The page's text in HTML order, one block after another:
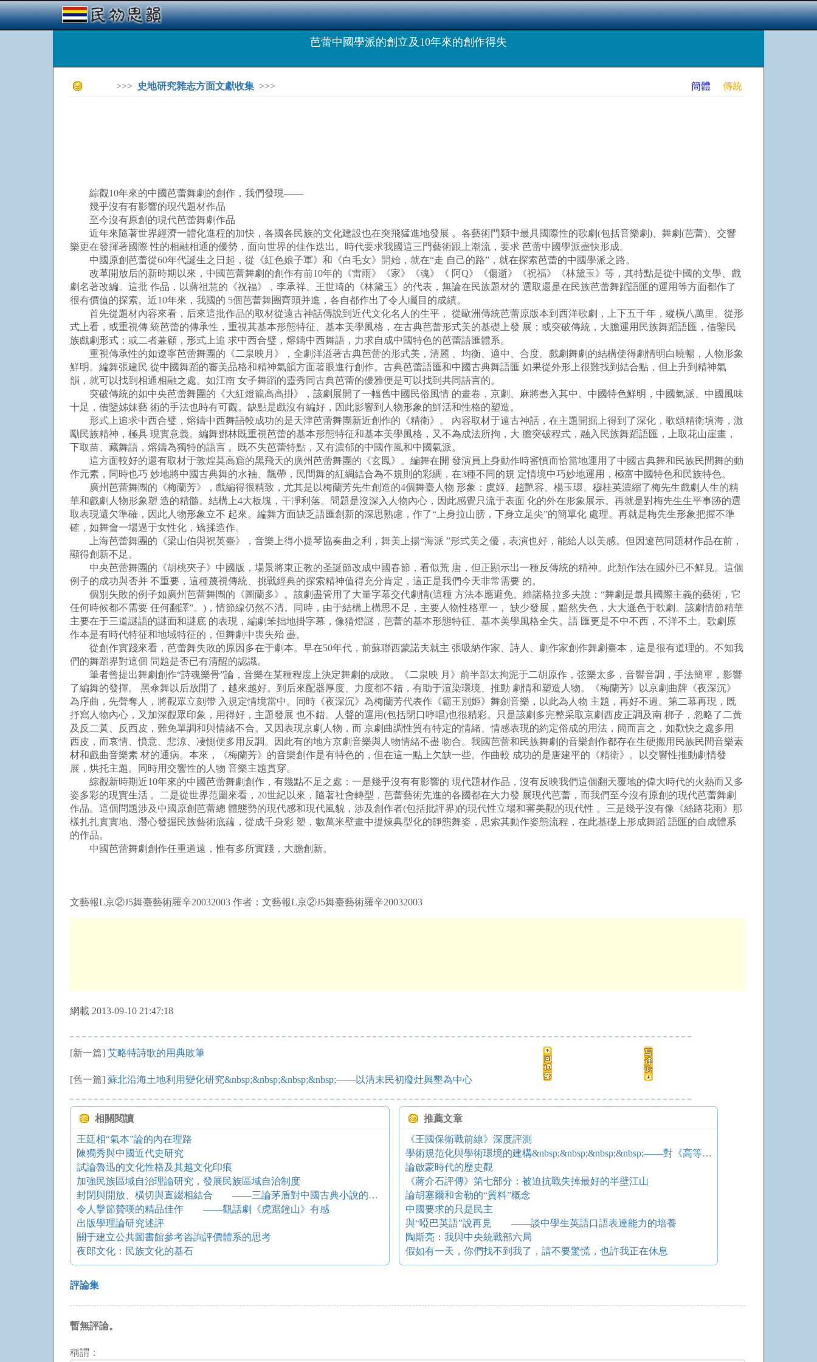
芭蕾中國學派的創立及10年來的創作得失
>>> 史地研究雜志方面文獻收集 >>> 簡體 傳統
綜觀10年來的中國芭蕾舞劇的創作，我們發現——
幾乎沒有有影響的現代題材作品
至今沒有原創的現代芭蕾舞劇作品
近年來隨著世界經濟一體化進程的加快，各國各民族的文化建設也在突飛猛進地發展 。各藝術門類中最具國際性的歌劇(包括音樂劇)、舞劇(芭蕾)、交響
樂更在發揮著國際 性的相融相通的優勢，面向世界的佳作迭出。時代要求我國這三門藝術跟上潮流，要求 芭蕾中國學派盡快形成。
中國原創芭蕾從60年代誕生之日起，從《紅色娘子軍》和《白毛女》開始，就在“走 自己的路”，就在探索芭蕾的中國學派之路。
改革開放后的新時期以來，中國芭蕾舞劇的創作有前10年的《雷雨》《家》《魂》《 阿Q》《傷逝》《祝福》《林黛玉》等，其特點是從中國的文學、戲
劇名著改編。這批 作品，以蔣祖慧的《祝福》，李承祥、王世琦的《林黛玉》的代表，無論在民族題材的 選取還是在民族芭蕾舞蹈語匯的運用等方面都作了
很有價值的探索。近10年來，我國的 5個芭蕾舞團齊頭并進，各自都作出了令人矚目的成績。
首先從題材內容來看，后來這批作品的取材從遠古神話傳說到近代文化名人的生平， 從歐洲傳統芭蕾原版本到西洋歌劇，上下五千年，縱橫八萬里。從形
式上看，或重視傳 統芭蕾的傳承性，重視其基本形態特征、基本美學風格，在古典芭蕾形式美的基礎上發 展；或突破傳統，大膽運用民族舞蹈語匯，借鑒民
族戲劇形式；或二者兼顧，形式上追 求中西合璧，熔鑄中西舞語，力求自成中國特色的芭蕾語匯體系。
重視傳承性的如遼寧芭蕾舞團的《二泉映月》，全劇洋溢著古典芭蕾的形式美，清麗 、均衡、適中、合度。戲劇舞劇的結構使得劇情明白曉暢，人物形象
鮮明。編舞張建民 從中國舞蹈的審美品格和精神氣韻方面著眼進行創作。古典芭蕾語匯和中國古典舞語匯 如果從外形上很難找到結合點，但上升到精神氣
韻，就可以找到相通相融之處。如江南 女子舞蹈的靈秀同古典芭蕾的優雅便是可以找到共同語言的。
突破傳統的如中央芭蕾舞團的《大紅燈籠高高掛》，該劇展開了一幅舊中國民俗風情 的畫卷，京劇、麻將盡入其中。中國特色鮮明，中國氣派、中國風味
十足，借鑒姊妹藝 術的手法也時有可觀。缺點是戲沒有編好，因此影響到人物形象的鮮活和性格的塑造。
形式上追求中西合璧，熔鑄中西舞語較成功的是天津芭蕾舞團新近創作的《精衛》。 內容取材于遠古神話，在主題開掘上得到了深化，歌頌精衛填海，激
勵民族精神，極具 現實意義。編舞鄧林既重視芭蕾的基本形態特征和基本美學風格，又不為成法所拘，大 膽突破程式，融入民族舞蹈語匯，上取花山崖畫，
下取苗、藏舞語，熔鑄為獨特的語言 。既不失芭蕾特點，又有濃郁的中國作風和中國氣派。
這方面較好的還有取材于敦煌莫高窟的黑飛天的廣州芭蕾舞團的《玄鳳》。編舞在開 發演員上身動作時審慎而恰當地運用了中國古典舞和民族民間舞的動
作元素，同時也巧 妙地將中國古典舞的水袖、飄帶，民間舞的紅綢結合為不規則的彩綢，在3種不同的規 定情境中巧妙地運用，極富中國特色和民族特色。
廣州芭蕾舞團的《梅蘭芳》，戲編得很精致，尤其是以梅蘭芳先生創造的4個舞臺人物 形象：虞姬、趙艷容、楊玉環、穆桂英濃縮了梅先生戲劇人生的精
華和戲劇人物形象塑 造的精髓。結構上4大板塊，干凈利落。問題是沒深入人物內心，因此感覺只流于表面 化的外在形象展示。再就是對梅先生生平事跡的選
取表現還欠準確，因此人物形象立不 起來。編舞方面缺乏語匯創新的深思熟慮，作了“上身拉山膀，下身立足尖”的簡單化 處理。再就是梅先生形象把握不準
確，如舞會一場過于女性化，矯揉造作。
上海芭蕾舞團的《梁山伯與祝英臺》，音樂上得小提琴協奏曲之利，舞美上揚“海派 ”形式美之優，表演也好，能給人以美感。但因遼芭同題材作品在前，
顯得創新不足。
中央芭蕾舞團的《胡桃夾子》中國版，場景將東正教的圣誕節改成中國春節，看似荒 唐，但正顯示出一種反傳統的精神。此類作法在國外已不鮮見。這個
例子的成功與否并 不重要，這種蔑視傳統、挑戰經典的探索精神值得充分肯定，這正是我們今天非常需要 的。
個別失敗的例子如廣州芭蕾舞團的《圖蘭多》。該劇盡管用了大量字幕交代劇情(這種 方法本應避免。維諾格拉多夫說：“舞劇是最具國際主義的藝術，它
任何時候都不需要 任何翻譯”。)，情節線仍然不清。同時，由于結構上構思不足，主要人物性格單一， 缺少發展，黯然失色，大大遜色于歌劇。該劇情節精華
主要在于三道謎語的謎面和謎底 的表現，編劇笨拙地掛字幕，像猜燈謎，芭蕾的基本形態特征、基本美學風格全失。語 匯更是不中不西，不洋不土。歌劇原
作本是有時代特征和地域特征的，但舞劇中喪失殆 盡。
從創作實踐來看，芭蕾舞失敗的原因多在于劇本。早在50年代，前蘇聯西蒙諾夫就主 張吸納作家、詩人、劇作家創作舞劇臺本，這是很有道理的。不知我
們的舞蹈界對這個 問題是否已有清醒的認識。
筆者曾提出舞劇創作“詩魂樂骨”論，音樂在某種程度上決定舞劇的成敗。《二泉映 月》前半部太拘泥于二胡原作，弦樂太多，音響音調，手法簡單，影響
了編舞的發揮。 黑傘舞以后放開了，越來越好。到后來配器厚度、力度都不錯，有助于渲染環境、推動 劇情和塑造人物。《梅蘭芳》以京劇曲牌《夜深沉》
為序曲，先聲奪人，將觀眾立刻帶 入規定情境當中。同時《夜深沉》為梅蘭芳代表作《霸王別姬》舞劍音樂，以此為人物 主題，再好不過。第二幕再現，既
抒寫人物內心，又加深觀眾印象，用得好，主題發展 也不錯。人聲的運用(包括閉口哼唱)也很精彩。只是該劇多完整采取京劇西皮正調及南 梆子，忽略了二黃
及反二黃、反西皮，難免單調和與情緒不合。又因表現京劇人物，而 京劇曲調性質有特定的情緒、情感表現的約定俗成的用法，簡而言之，如歡快之處多用
西皮，而哀情、憤意、悲涼、凄惻便多用反調。因此有的地方京劇音樂與人物情緒不盡 吻合。我國芭蕾和民族舞劇的音樂創作都存在生硬搬用民族民間音樂素
材和戲曲音樂素 材的通病。本來，《梅蘭芳》的音樂創作是有特色的，但在這一點上欠缺一些。作曲較 成功的是唐建平的《精衛》。以交響性推動劇情發
展，烘托主題。同時用交響性的人物 音樂主題貫穿。
綜觀新時期近10年來的中國芭蕾舞劇創作，有幾點不足之處：一是幾乎沒有有影響的 現代題材作品，沒有反映我們這個翻天覆地的偉大時代的火熱而又多
姿多彩的現實生活 。二是從世界范圍來看，20世紀以來，隨著社會轉型，芭蕾藝術先進的各國都在大力發 展現代芭蕾，而我們至今沒有原創的現代芭蕾舞劇
作品。這個問題涉及中國原創芭蕾總 體態勢的現代感和現代風貌，涉及創作者(包括批評界)的現代性立場和審美觀的現代性 。三是幾乎沒有像《絲路花雨》那
樣扎扎實實地、潛心發掘民族藝術底蘊，從成千身彩 塑，數萬米壁畫中提煉典型化的靜態舞姿，思索其動作姿態流程，在此基礎上形成舞蹈 語匯的自成體系
的作品。
中國芭蕾舞劇創作任重道遠，惟有多所實踐，大膽創新。
文藝報L京②J5舞臺藝術羅辛20032003 作者：文藝報L京②J5舞臺藝術羅辛20032003
網載 2013-09-10 21:47:18
[新一篇] 艾略特詩歌的用典敗筆
[舊一篇] 蘇北沿海土地利用變化研究&nbsp;&nbsp;&nbsp;&nbsp;——以清末民初廢灶興墾為中心
相關閱讀
王廷相“氣本”論的內在理路
陳獨秀與中國近代史研究
試論魯迅的文化性格及其越文化印痕
加強民族區域自治理論研究，發展民族區域自治制度
封閉與開放、橫切與直綴相結合 ——三論茅盾對中國古典小說的繼承與發展
令人擊節贊嘆的精品佳作 ——觀話劇《虎踞鐘山》有感
出版學理論研究述評
關于建立公共圖書館參考咨詢評價體系的思考
夜郎文化：民族文化的基石
推薦文章
《王國保衛戰前線》深度評測
學術規范化與學術環境的建構&nbsp;&nbsp;&nbsp;&nbsp;——對《高等學校哲學社會科學研究學術規范(試行)》之合法性的質疑
論啟蒙時代的歷史觀
《蔣介石評傳》第七部分：被迫抗戰失掉最好的半壁江山
論胡塞爾和舍勒的“質料”概念
中國要求的只是民主
與“啞巴英語”說再見 ——談中學生英語口語表達能力的培養
陶斯亮：我與中央統戰部六局
假如有一天，你們找不到我了，請不要驚慌，也許我正在休息
評論集
暫無評論。
稱謂：